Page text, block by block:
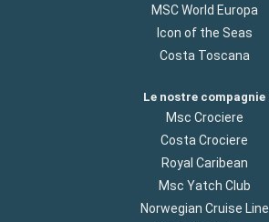
MSC World Europa
Icon of the Seas
Costa Toscana
Le nostre compagnie
Msc Crociere
Costa Crociere
Royal Caribean
Msc Yatch Club
Norwegian Cruise Line